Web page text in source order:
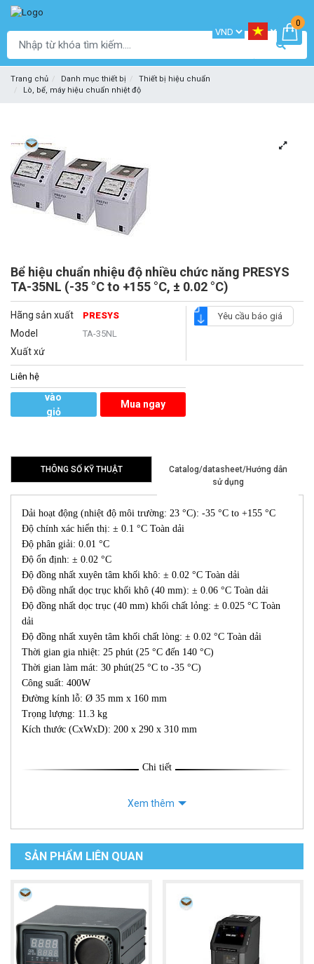
0
Trang chủ Danh mục thiết bị
Thiết bị hiệu chuẩn
Lò, bể, máy hiệu chuẩn nhiệt độ
Bể hiệu chuẩn nhiệu độ nhiều chức năng PRESYS
TA-35NL (-35 °C to +155 °C, ± 0.02 °C)
Hãng sản xuất PRESYS
Model TA-35NL
Xuất xứ
Yêu cầu báo giá
Liên hệ
vào
giỏ
Mua ngay
THÔNG SỐ KỸ THUẬT
Catalog/datasheet/Hướng dẫn
sử dụng
Dải hoạt động (nhiệt độ môi trường: 23 °C): -35 °C to +155 °C
Độ chính xác hiển thị: ± 0.1 °C Toàn dải
Độ phân giải: 0.01 °C
Độ ổn định: ± 0.02 °C
Độ đồng nhất xuyên tâm khối khô: ± 0.02 °C Toàn dải
Độ dồng nhất dọc trục khối khô (40 mm): ± 0.06 °C Toàn dải
Độ đồng nhất dọc trục (40 mm) khối chất lỏng: ± 0.025 °C Toàn
dải
Độ đồng nhất xuyên tâm khối chất lòng: ± 0.02 °C Toàn dải
Thời gian gia nhiệt: 25 phút (25 °C đến 140 °C)
Thời gian làm mát: 30 phút(25 °C to -35 °C)
Công suất: 400W
Đường kính lỗ: Ø 35 mm x 160 mm
Trọng lượng: 11.3 kg
Kích thước (CxWxD): 200 x 290 x 310 mm
Chi tiết
Xem thêm
SẢN PHẨM LIÊN QUAN